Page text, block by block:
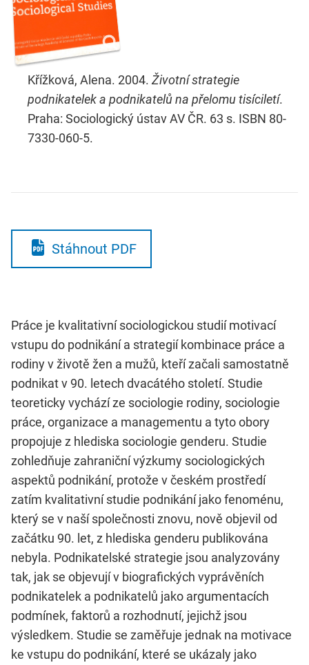
Křížková, Alena. 2004. Životní strategie
podnikatelek a podnikatelů na přelomu tisíciletí.
Praha: Sociologický ústav AV ČR. 63 s. ISBN 80-
7330-060-5.
Stáhnout PDF
Práce je kvalitativní sociologickou studií motivací
vstupu do podnikání a strategií kombinace práce a
rodiny v životě žen a mužů, kteří začali samostatně
podnikat v 90. letech dvacátého století. Studie
teoreticky vychází ze sociologie rodiny, sociologie
práce, organizace a managementu a tyto obory
propojuje z hlediska sociologie genderu. Studie
zohledňuje zahraniční výzkumy sociologických
aspektů podnikání, protože v českém prostředí
zatím kvalitativní studie podnikání jako fenoménu,
který se v naší společnosti znovu, nově objevil od
začátku 90. let, z hlediska genderu publikována
nebyla. Podnikatelské strategie jsou analyzovány
tak, jak se objevují v biografických vyprávěních
podnikatelek a podnikatelů jako argumentacích
podmínek, faktorů a rozhodnutí, jejichž jsou
výsledkem. Studie se zaměřuje jednak na motivace
ke vstupu do podnikání, které se ukázaly jako